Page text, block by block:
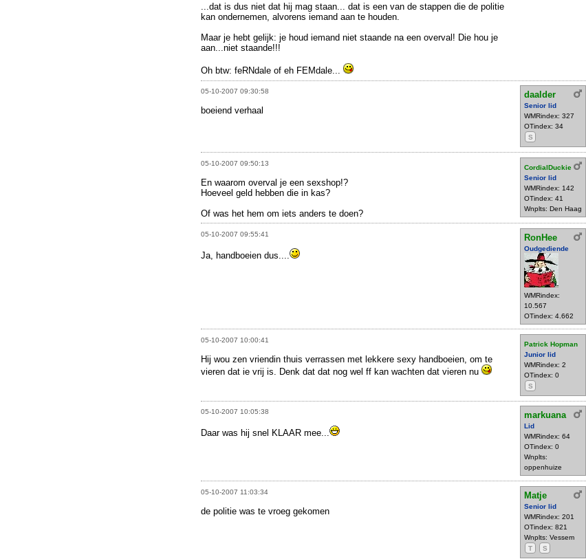
...dat is dus niet dat hij mag staan... dat is een van de stappen die de politie
kan ondernemen, alvorens iemand aan te houden.
Maar je hebt gelijk: je houd iemand niet staande na een overval! Die hou je
aan...niet staande!!!
Oh btw: feRNdale of eh FEMdale...
05-10-2007 09:30:58 daalder
Senior lid
WMRindex: 327
OTindex: 34
S
boeiend verhaal
05-10-2007 09:50:13
CordialDuckie
Senior lid
WMRindex: 142
OTindex: 41
Wnplts: Den Haag
En waarom overval je een sexshop!?
Hoeveel geld hebben die in kas?
Of was het hem om iets anders te doen?
05-10-2007 09:55:41 RonHee
Oudgediende
WMRindex:
10.567
OTindex: 4.662
Ja, handboeien dus....
05-10-2007 10:00:41
Patrick Hopman
Junior lid
WMRindex: 2
OTindex: 0
S
Hij wou zen vriendin thuis verrassen met lekkere sexy handboeien, om te
vieren dat ie vrij is. Denk dat dat nog wel ff kan wachten dat vieren nu
05-10-2007 10:05:38 markuana
Lid
WMRindex: 64
OTindex: 0
Wnplts:
oppenhuize
Daar was hij snel KLAAR mee...
05-10-2007 11:03:34 Matje
Senior lid
WMRindex: 201
OTindex: 821
Wnplts: Vessem
T
S
de politie was te vroeg gekomen